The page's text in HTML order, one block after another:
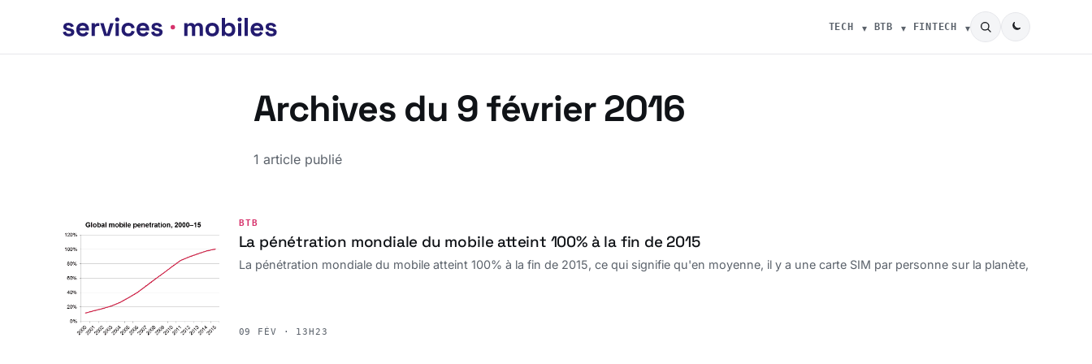
TECH BTB FINTECH
Archives du 9 février 2016
1 article publié
BTB
La pénétration mondiale du mobile atteint 100% à la fin de 2015
La pénétration mondiale du mobile atteint 100% à la fin de 2015, ce qui signifie qu'en moyenne, il y a une carte SIM par personne sur la planète,
09 FÉV · 13H23